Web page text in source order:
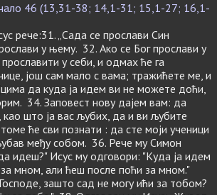
46 (13,31-38; 14,1-31; 15,1-27; 16,1-
рече:31. „Сада се прослави Син
у њему. 32. Ако се Бог прослави у
у себи, и одмах ће га
још сам мало с вама; тражићете ме, и
да куда ја идем ви не можете доћи,
34. Заповест нову дајем вам: да
као што ја вас љубих, да и ви љубите
ће сви познати : да сте моји ученици
међу собом. 36. Рече му Симон
идеш?" Исус му одговори: "Куда ја идем
мном, али ћеш после поћи за мном."
зашто сад не могу ићи за тобом?